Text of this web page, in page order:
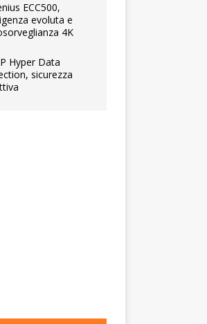
ECC500,
evoluta e
4K
Hyper Data
sicurezza